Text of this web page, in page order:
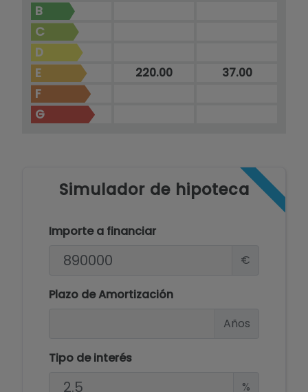
B
C
D
E
220.00 37.00
F
G
Simulador de hipoteca
Importe a financiar
€
Plazo de Amortización
Años
Tipo de interés
%